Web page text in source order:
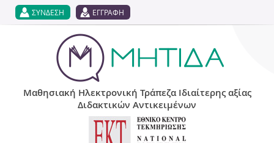
Jump to navigation
ΣΥΝΔΕΣΗ ΕΓΓΡΑΦΗ
Μαθησιακή Ηλεκτρονική Τράπεζα Ιδιαίτερης αξίας
Διδακτικών Αντικειμένων